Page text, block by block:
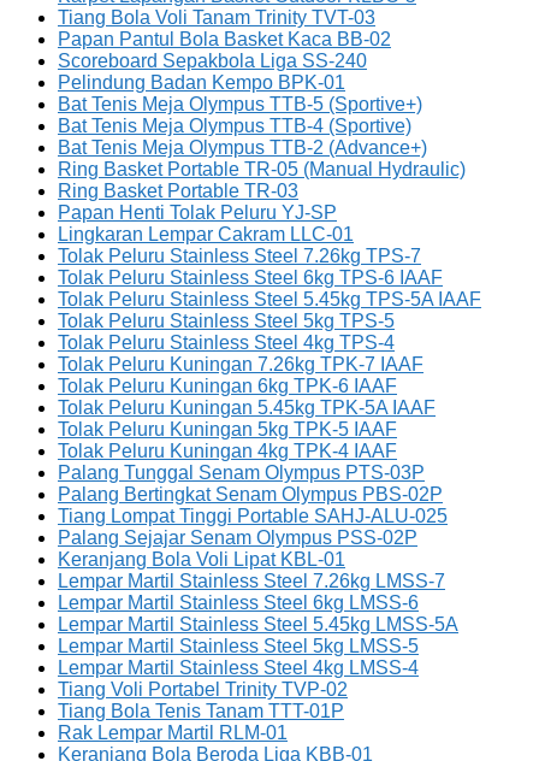
Tiang Bola Voli Tanam Trinity TVT-03
Papan Pantul Bola Basket Kaca BB-02
Scoreboard Sepakbola Liga SS-240
Pelindung Badan Kempo BPK-01
Bat Tenis Meja Olympus TTB-5 (Sportive+)
Bat Tenis Meja Olympus TTB-4 (Sportive)
Bat Tenis Meja Olympus TTB-2 (Advance+)
Ring Basket Portable TR-05 (Manual Hydraulic)
Ring Basket Portable TR-03
Papan Henti Tolak Peluru YJ-SP
Lingkaran Lempar Cakram LLC-01
Tolak Peluru Stainless Steel 7.26kg TPS-7
Tolak Peluru Stainless Steel 6kg TPS-6 IAAF
Tolak Peluru Stainless Steel 5.45kg TPS-5A IAAF
Tolak Peluru Stainless Steel 5kg TPS-5
Tolak Peluru Stainless Steel 4kg TPS-4
Tolak Peluru Kuningan 7.26kg TPK-7 IAAF
Tolak Peluru Kuningan 6kg TPK-6 IAAF
Tolak Peluru Kuningan 5.45kg TPK-5A IAAF
Tolak Peluru Kuningan 5kg TPK-5 IAAF
Tolak Peluru Kuningan 4kg TPK-4 IAAF
Palang Tunggal Senam Olympus PTS-03P
Palang Bertingkat Senam Olympus PBS-02P
Tiang Lompat Tinggi Portable SAHJ-ALU-025
Palang Sejajar Senam Olympus PSS-02P
Keranjang Bola Voli Lipat KBL-01
Lempar Martil Stainless Steel 7.26kg LMSS-7
Lempar Martil Stainless Steel 6kg LMSS-6
Lempar Martil Stainless Steel 5.45kg LMSS-5A
Lempar Martil Stainless Steel 5kg LMSS-5
Lempar Martil Stainless Steel 4kg LMSS-4
Tiang Voli Portabel Trinity TVP-02
Tiang Bola Tenis Tanam TTT-01P
Rak Lempar Martil RLM-01
Keranjang Bola Beroda Liga KBB-01